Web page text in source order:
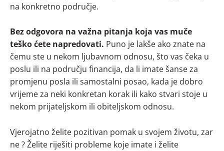
na konkretno područje.
Bez odgovora na važna pitanja koja vas muče
teško ćete napredovati. Puno je lakše ako znate na
čemu ste u nekom ljubavnom odnosu, što vas čeka u
poslu ili na području financija, da li imate šanse za
promjenu posla ili samostalni posao, kada je dobro
vrijeme za neki konkretan korak ili kako stvari stoje u
nekom prijateljskom ili obiteljskom odnosu.
Vjerojatno želite pozitivan pomak u svojem životu, zar
ne ? Želite riješiti probleme koje imate i želite